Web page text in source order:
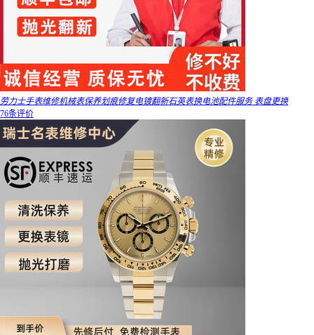
劳力士手表维修机械表保养划痕修复电镀翻新石英表换电池配件服务 表盘更换
76条评价